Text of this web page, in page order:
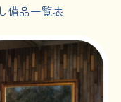
備品一覧表